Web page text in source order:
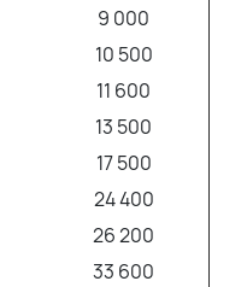
9 000
10 500
11 600
13 500
17 500
24 400
26 200
33 600